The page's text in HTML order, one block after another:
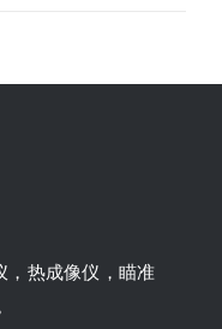
，热成像仪，瞄准